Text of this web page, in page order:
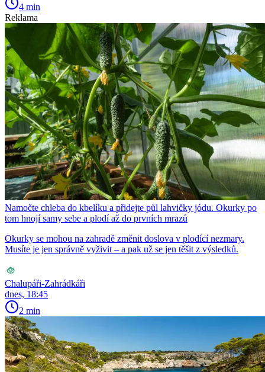
4 min
Reklama
Namočte chleba do kbelíku a přidejte půl lahvičky jódu. Okurky po
tom hnojí samy sebe a plodí až do prvních mrazů
Okurky se mohou na zahradě změnit doslova v plodící nezmary.
Musíte je jen správně vyživit – a pak už se jen těšit z výsledků.
Chalupáři-Zahrádkáři
dnes, 18:45
2 min